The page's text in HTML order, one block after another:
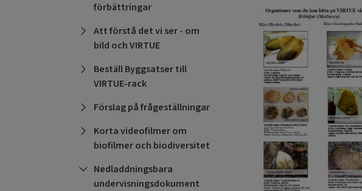
förbättringar
Att förstå det vi ser - om
bild och VIRTUE
Beställ Byggsatser till
VIRTUE-rack
Förslag på frågeställningar
Korta videofilmer om
biofilmer och biodiversitet
Nedladdningsbara
undervisningsdokument